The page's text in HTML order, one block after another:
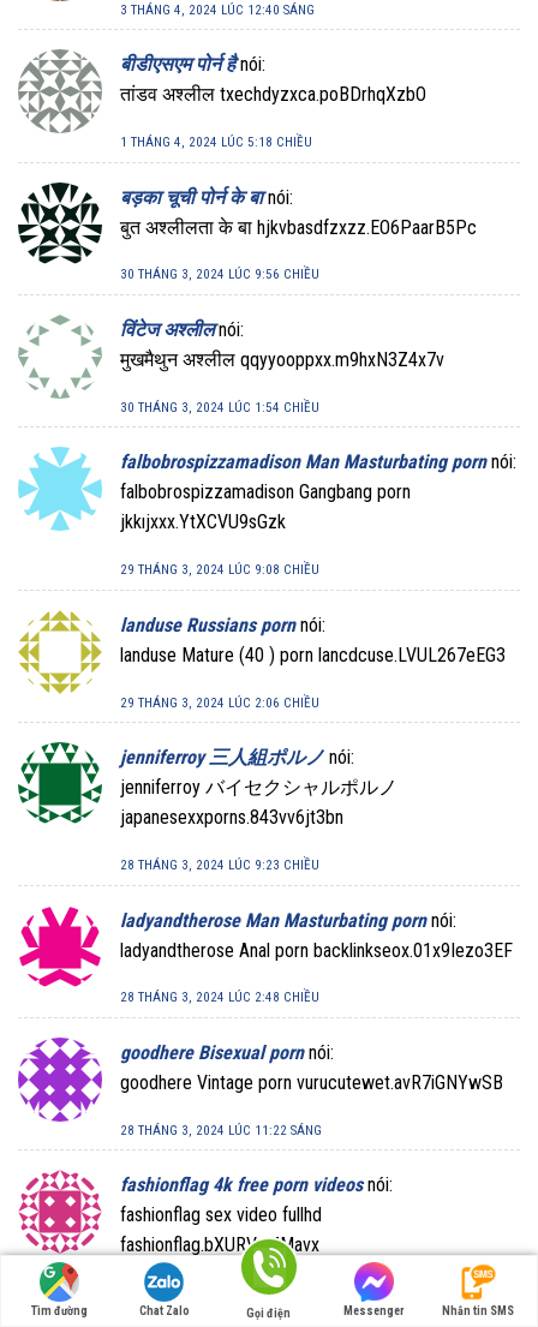
3 THÁNG 4, 2024 LÚC 12:40 SÁNG
बीडीएसएम पोर्न है nói:
तांडव अश्लील txechdyzxca.poBDrhqXzbO
1 THÁNG 4, 2024 LÚC 5:18 CHIỀU
बड़का चूची पोर्न के बा nói:
बुत अश्लीलता के बा hjkvbasdfzxzz.EO6PaarB5Pc
30 THÁNG 3, 2024 LÚC 9:56 CHIỀU
विंटेज अश्लील nói:
मुखमैथुन अश्लील qqyyooppxx.m9hxN3Z4x7v
30 THÁNG 3, 2024 LÚC 1:54 CHIỀU
falbobrospizzamadison Man Masturbating porn nói:
falbobrospizzamadison Gangbang porn
jkkıjxxx.YtXCVU9sGzk
29 THÁNG 3, 2024 LÚC 9:08 CHIỀU
landuse Russians porn nói:
landuse Mature (40 ) porn lancdcuse.LVUL267eEG3
29 THÁNG 3, 2024 LÚC 2:06 CHIỀU
jenniferroy 三人組ポルノ nói:
jenniferroy バイセクシャルポルノ
japanesexxporns.843vv6jt3bn
28 THÁNG 3, 2024 LÚC 9:23 CHIỀU
ladyandtherose Man Masturbating porn nói:
ladyandtherose Anal porn backlinkseox.01x9Iezo3EF
28 THÁNG 3, 2024 LÚC 2:48 CHIỀU
goodhere Bisexual porn nói:
goodhere Vintage porn vurucutewet.avR7iGNYwSB
28 THÁNG 3, 2024 LÚC 11:22 SÁNG
fashionflag 4k free porn videos nói:
fashionflag sex video fullhd
fashionflag.bXURVxMMavx
27 THÁNG 3, 2024 LÚC 3:33 CHIỀU
Tìm đường Chat Zalo Gọi điện Messenger Nhắn tin SMS